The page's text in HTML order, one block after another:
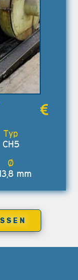
CH5
mm